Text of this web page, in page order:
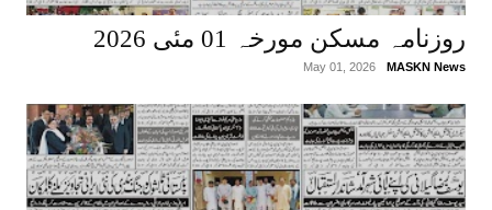
روزنامہ مسکن مورخہ 01 مئی 2026
MASKN News
May 01, 2026